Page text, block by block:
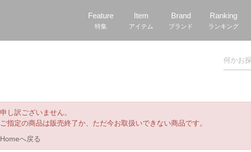
Feature
特集
Item
アイテム
Brand
ブランド
Ranking
ランキング
申し訳ございません。
ご指定の商品は販売終了か、ただ今お取扱いできない商品です。
Homeへ戻る